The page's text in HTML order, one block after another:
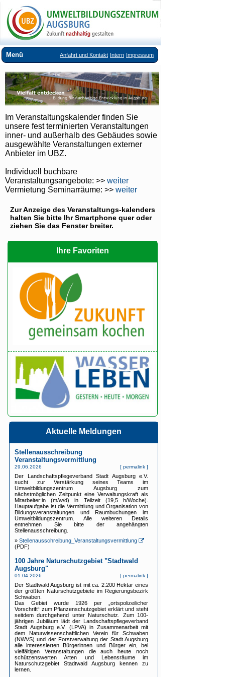
Anfahrt und Kontakt Intern Impressum
Menü
Über uns
Veranstaltungsangebote
Ausstellungen im UBZ
Vermietung Seminarräume
Downloads
Links
Im Veranstaltungskalender finden Sie
unsere fest terminierten Veranstaltungen
inner- und außerhalb des Gebäudes sowie
ausgewählte Veranstaltungen externer
Anbieter im UBZ.
Individuell buchbare
Veranstaltungsangebote: >> weiter
Vermietung Seminarräume: >> weiter
Zur Anzeige des Veranstaltungs-kalenders
halten Sie bitte Ihr Smartphone quer oder
ziehen Sie das Fenster breiter.
Ihre Favoriten
Aktuelle Meldungen
Stellenausschreibung
Veranstaltungsvermittlung
[permalink ]
29.06.2026
Der Landschaftspflegeverband Stadt Augsburg e.V.
sucht zur Verstärkung seines Teams im
Umweltbildungszentrum Augsburg zum
nächstmöglichen Zeitpunkt eine Verwaltungskraft als
Mitarbeiter:in (m/w/d) in Teilzeit (19,5 h/Woche).
Hauptaufgabe ist die Vermittlung und Organisation von
Bildungsveranstaltungen und Raumbuchungen im
Umweltbildungszentrum. Alle weiteren Details
entnehmen Sie bitte der angehängten
Stellenausschreibung.
» Stellenausschreibung_Veranstaltungsvermittlung
(PDF)
100 Jahre Naturschutzgebiet "Stadtwald
Augsburg"
[permalink ]
01.04.2026
Der Stadtwald Augsburg ist mit ca. 2.200 Hektar eines
der größten Naturschutzgebiete im Regierungsbezirk
Schwaben.
Das Gebiet wurde 1926 per „ortspolizeilicher
Vorschrift“ zum Pflanzenschutzgebiet erklärt und steht
seitdem durchgehend unter Naturschutz. Zum 100-
jährigen Jubiläum lädt der Landschaftspflegeverband
Stadt Augsburg e.V. (LPVA) in Zusammenarbeit mit
dem Naturwissenschaftlichen Verein für Schwaben
(NWVS) und der Forstverwaltung der Stadt Augsburg
alle interessierten Bürgerinnen und Bürger ein, bei
vielfältigen Veranstaltungen die auch heute noch
schützenswerten Arten und Lebensräume im
Naturschutzgebiet Stadtwald Augsburg kennen zu
lernen.